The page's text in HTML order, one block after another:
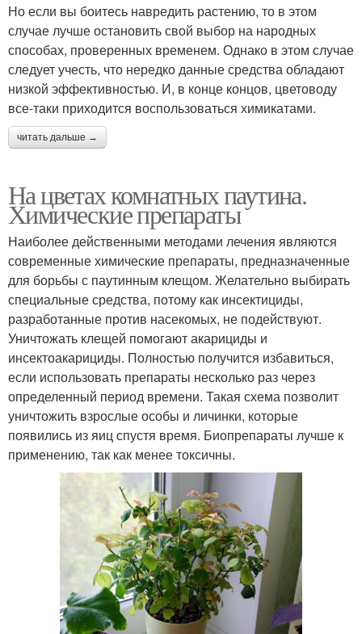
Но если вы боитесь навредить растению, то в этом
случае лучше остановить свой выбор на народных
способах, проверенных временем. Однако в этом случае
следует учесть, что нередко данные средства обладают
низкой эффективностью. И, в конце концов, цветоводу
все-таки приходится воспользоваться химикатами.
читать дальше →
На цветах комнатных паутина.
Химические препараты
Наиболее действенными методами лечения являются
современные химические препараты, предназначенные
для борьбы с паутинным клещом. Желательно выбирать
специальные средства, потому как инсектициды,
разработанные против насекомых, не подействуют.
Уничтожать клещей помогают акарициды и
инсектоакарициды. Полностью получится избавиться,
если использовать препараты несколько раз через
определенный период времени. Такая схема позволит
уничтожить взрослые особы и личинки, которые
появились из яиц спустя время. Биопрепараты лучше к
применению, так как менее токсичны.